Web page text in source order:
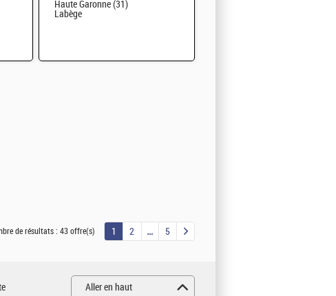
Haute Garonne (31)
Labège
de résultats : 43 offre(s) 1 2 5
Aller en haut